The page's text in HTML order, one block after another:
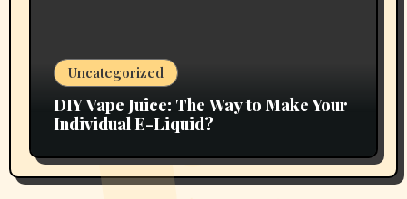
Uncategorized
DIY Vape Juice: The Way to Make Your
Individual E-Liquid?